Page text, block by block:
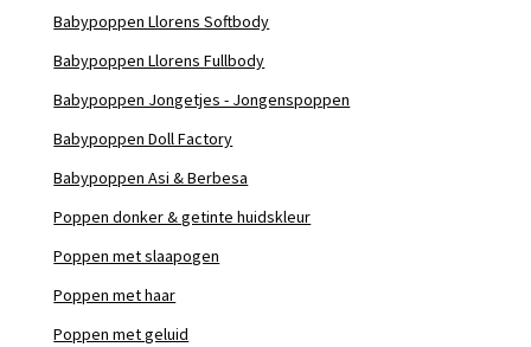
Babypoppen Llorens Softbody
Babypoppen Llorens Fullbody
Babypoppen Jongetjes - Jongenspoppen
Babypoppen Doll Factory
Babypoppen Asi & Berbesa
Poppen donker & getinte huidskleur
Poppen met slaapogen
Poppen met haar
Poppen met geluid